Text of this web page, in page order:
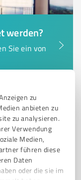
zu
anbieten zu
zu analysieren.
Verwendung
Medien,
führen diese
Daten
oder die sie im
werden?
Sie ein von
und
BODENSEE